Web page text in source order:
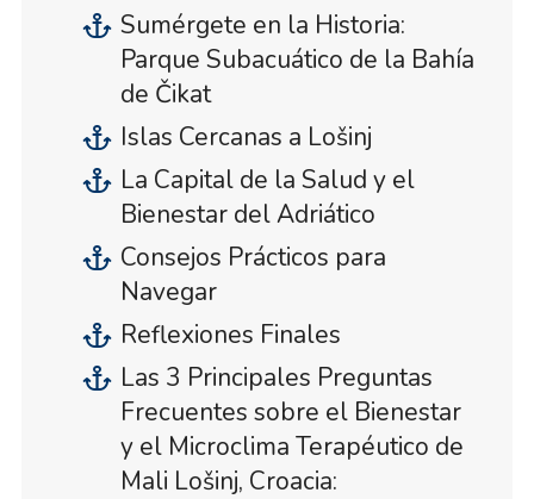
Sumérgete en la Historia:
Parque Subacuático de la Bahía
de Čikat
Islas Cercanas a Lošinj
La Capital de la Salud y el
Bienestar del Adriático
Consejos Prácticos para
Navegar
Reflexiones Finales
Las 3 Principales Preguntas
Frecuentes sobre el Bienestar
y el Microclima Terapéutico de
Mali Lošinj, Croacia: